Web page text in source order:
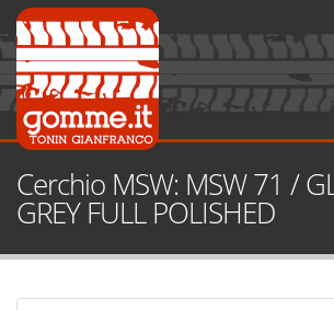
Cerchio MSW: MSW 71 /
GREY FULL POLISHED